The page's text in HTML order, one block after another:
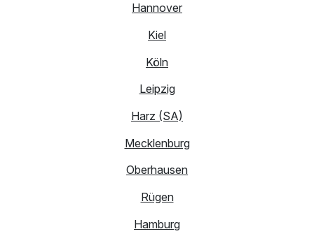
Hannover
Kiel
Köln
Leipzig
Harz (SA)
Mecklenburg
Oberhausen
Rügen
Hamburg